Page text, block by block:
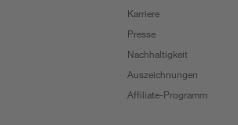
Karriere
Presse
Nachhaltigkeit
Auszeichnungen
Affiliate-Programm